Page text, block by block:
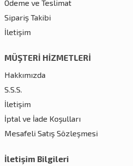
Ödeme ve Teslimat
Sipariş Takibi
İletişim
MÜŞTERİ HİZMETLERİ
Hakkımızda
S.S.S.
İletişim
İptal ve İade Koşulları
Mesafeli Satış Sözleşmesi
İletişim Bilgileri